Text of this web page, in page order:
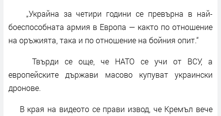
„Украйна за четири години се превърна в най-
боеспособната армия в Европа — както по отношение
на оръжията, така и по отношение на бойния опит.“
Твърди се още, че НАТО се учи от ВСУ, а
европейските държави масово купуват украински
дронове.
В края на видеото се прави извод, че Кремъл вече